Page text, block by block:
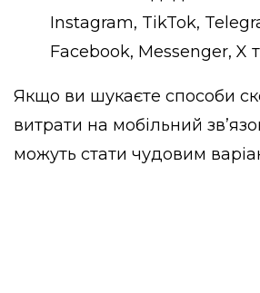
Instagram, TikTok,
Facebook, Messenger, X
Якщо ви шукаєте способи
витрати на мобільний
можуть стати чудовим